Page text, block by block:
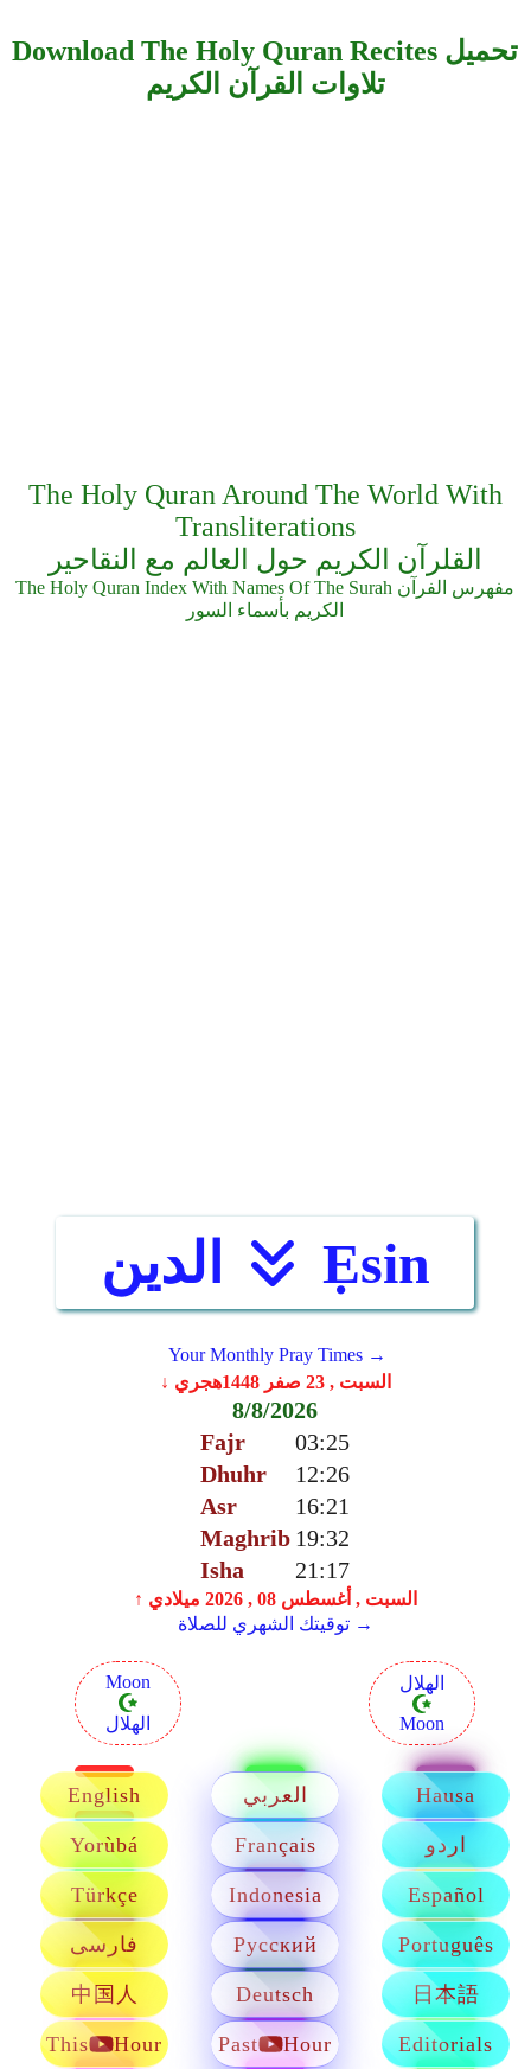
Download The Holy Quran Recites تحميل
تلاوات القرآن الكريم
The Holy Quran Around The World With
Transliterations
القلرآن الكريم حول العالم مع النقاحير
The Holy Quran Index With Names Of The Surah مفهرس الفرآن
الكريم بأسماء السور
Ẹsin